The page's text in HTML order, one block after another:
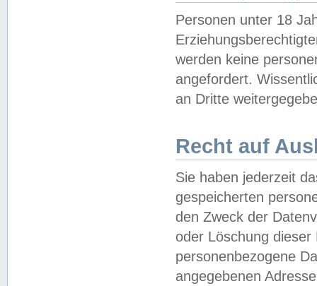
Personen unter 18
werden keine
angefordert.
an Dritte
Recht auf
Sie haben jederzeit
gespeicherten
den Zweck der
oder Löschung
personenbezogene
angegebenen